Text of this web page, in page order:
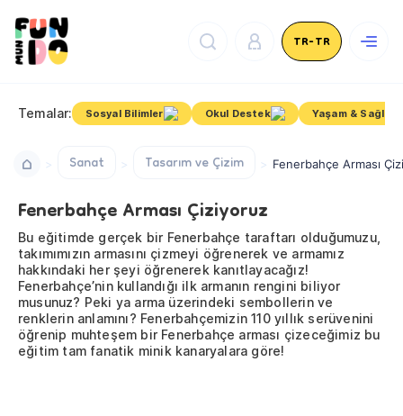
TR-TR
Temalar: Sosyal Bilimler Okul Destek Yaşam & Sağlık
Sanat Tasarım ve Çizim Fenerbahçe Arması
Fenerbahçe Arması Çiziyoruz
Bu eğitimde gerçek bir Fenerbahçe taraftarı olduğumuzu,
takımımızın armasını çizmeyi öğrenerek ve armamız
hakkındaki her şeyi öğrenerek kanıtlayacağız!
Fenerbahçe’nin kullandığı ilk armanın rengini biliyor
musunuz? Peki ya arma üzerindeki sembollerin ve
renklerin anlamını? Fenerbahçemizin 110 yıllık serüvenini
öğrenip muhteşem bir Fenerbahçe arması çizeceğimiz bu
eğitim tam fanatik minik kanaryalara göre!